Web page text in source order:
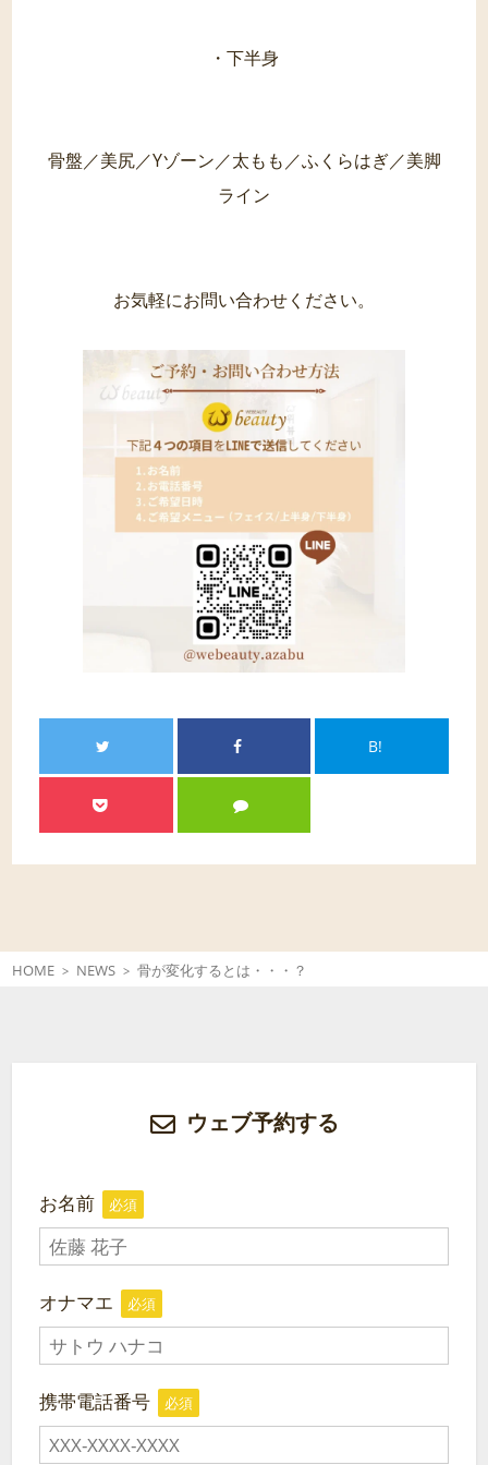
・下半身
骨盤／美尻／Yゾーン／太もも／ふくらはぎ／美脚
ライン
お気軽にお問い合わせください。
B!
HOME NEWS 骨が変化するとは・・・？
ウェブ予約する
お名前 必須
オナマエ 必須
携帯電話番号 必須